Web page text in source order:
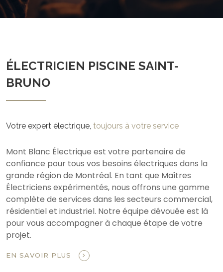
ÉLECTRICIEN PISCINE SAINT-
BRUNO
Votre expert électrique, toujours à votre service
Mont Blanc Électrique est votre partenaire de
confiance pour tous vos besoins électriques dans la
grande région de Montréal. En tant que Maîtres
Électriciens expérimentés, nous offrons une gamme
complète de services dans les secteurs commercial,
résidentiel et industriel. Notre équipe dévouée est là
pour vous accompagner à chaque étape de votre
projet.
EN SAVOIR PLUS